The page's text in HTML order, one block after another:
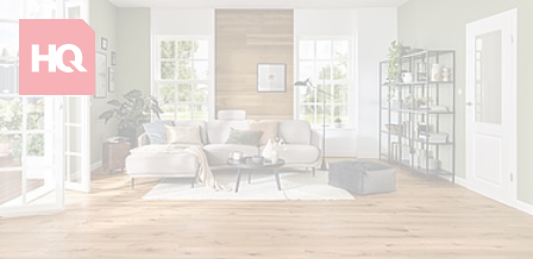
Zum Hauptinhalt springen
Vor die Hauptnavigation springen